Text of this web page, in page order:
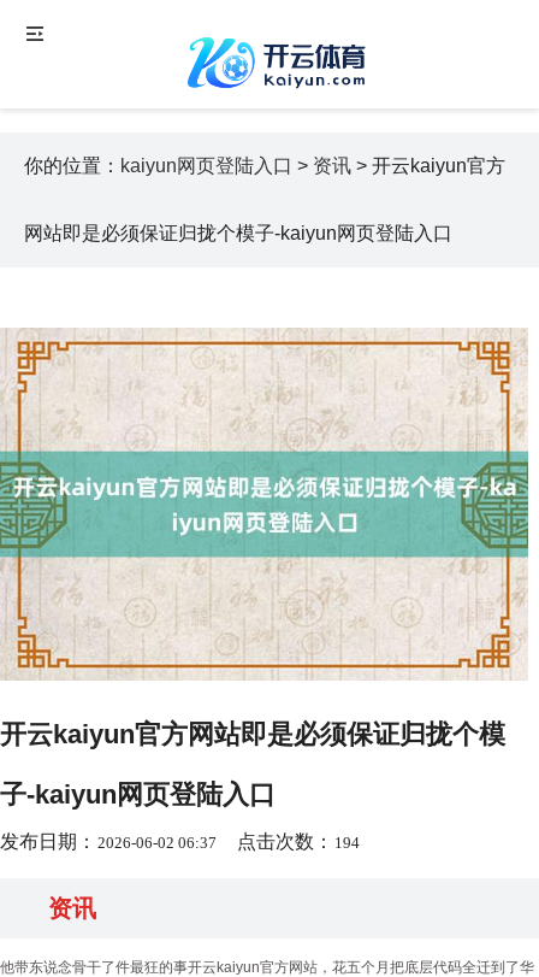
你的位置： kaiyun网页登陆入口 > 资讯 > 开云kaiyun官方
网站即是必须保证归拢个模子-kaiyun网页登陆入口
开云kaiyun官方网站即是必须保证归拢个模
子-kaiyun网页登陆入口
发布日期： 2026-06-02 06:37 点击次数： 194
资讯
他带东说念骨干了件最狂的事开云kaiyun官方网站，花五个月把底层代码全迁到了华